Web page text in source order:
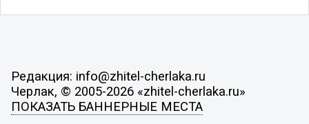
Редакция: info@zhitel-cherlaka.ru
Черлак, © 2005-2026 «zhitel-cherlaka.ru»
ПОКАЗАТЬ БАННЕРНЫЕ МЕСТА